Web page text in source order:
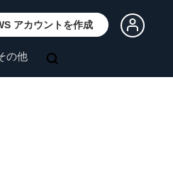
アカウントを作成
の他